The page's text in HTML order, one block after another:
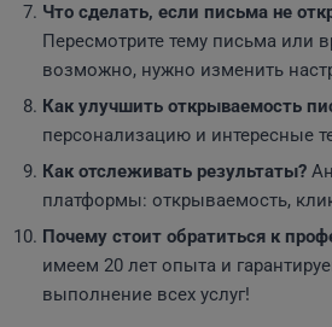
Что сделать, если письма не
Пересмотрите тему письма или
возможно, нужно изменить
Как улучшить открываемость
персонализацию и интересные
Как отслеживать результаты?
платформы: открываемость,
Почему стоит обратиться к
имеем 20 лет опыта и
выполнение всех услуг!